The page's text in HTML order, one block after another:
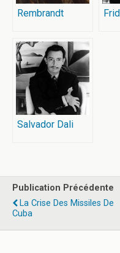
Rembrandt
Salvador Dali
Publication Précédente
La Crise Des Missiles De
Cuba